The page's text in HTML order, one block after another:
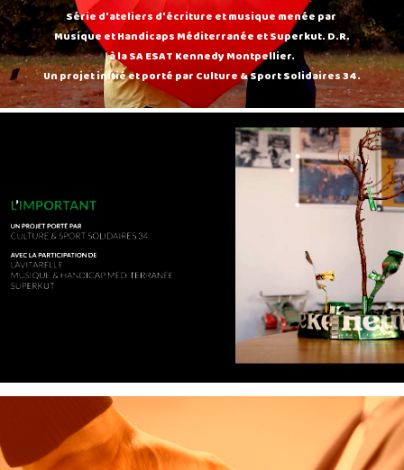
Série d'ateliers d'écriture et musique menée par
Musique et Handicaps Méditerranée et Superkut. D.R.
à la SA ESAT Kennedy Montpellier.
Un projet initié et porté par Culture & Sport Solidaires 34.